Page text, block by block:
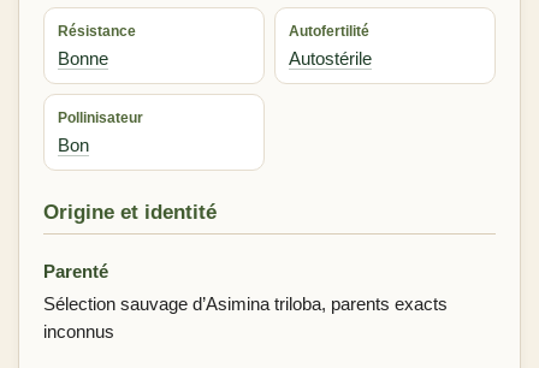
Résistance
Bonne
Autofertilité
Autostérile
Pollinisateur
Bon
Origine et identité
Parenté
Sélection sauvage d’Asimina triloba, parents exacts
inconnus